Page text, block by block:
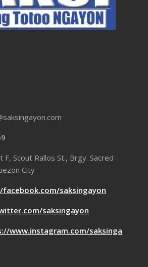
F, Scout Rallos St., Brgy. Sacred
City
saksingayon
saksingayon
www.instagram.com/saksinga